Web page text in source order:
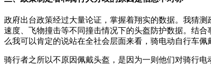
政府出台政策经过大量论证，掌握着翔实的数据。我猜
速度、飞物撞击等不同撞击情况下的头盔防护数据。结
么我可以肯定的说站在全社会层面来看，骑电动自行车佩
骑行者之所以不原因佩戴头盔，是因为一则他们对骑行